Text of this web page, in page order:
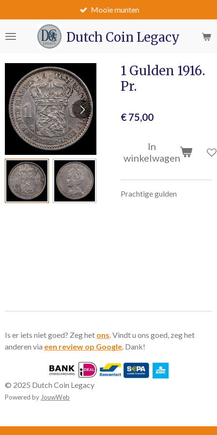
direct
naar
Dutch Coin Legacy
Mooie munten
1 Gulden 1916.
Pr.
€ 75,00
In
winkelwagen
Prachtige gulden
Is er iets niet goed? Zeg het ons . Vindt u ons goed, zeg het
anderen via een review op Google . Dank!
© 2025 Dutch Coin Legacy
Powered by JouwWeb